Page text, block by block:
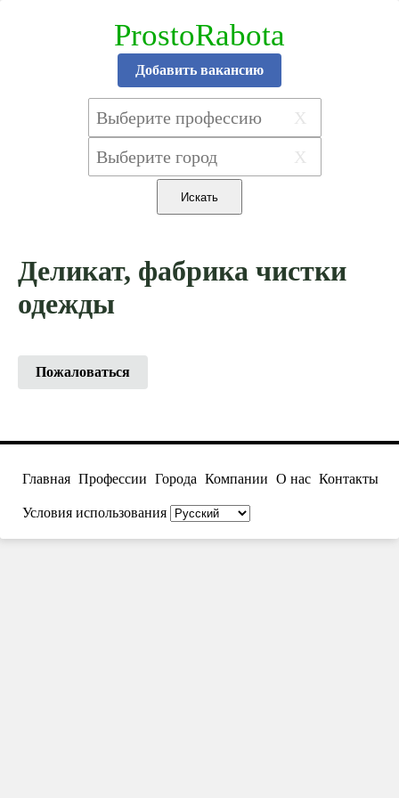
ProstoRabota
Добавить вакансию
X
X
Деликат, фабрика чистки
одежды
Пожаловаться
Главная Профессии Города Компании О нас Контакты
Условия использования